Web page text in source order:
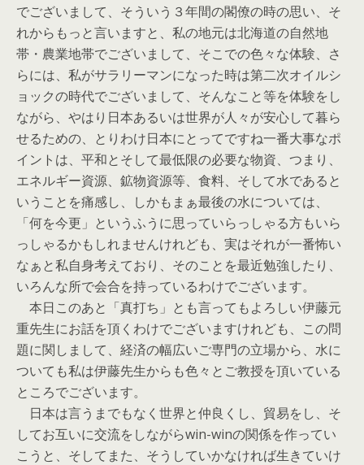
でございまして、そういう３年間の閣僚の時の思い、そ
れからもっと言いますと、私の地元は北海道の自然地
帯・農業地帯でございまして、そこでの色々な体験、さ
らには、私がサラリーマンになった時は第二次オイルシ
ョックの時代でございまして、そんなこと等を体験をし
ながら、やはり日本あるいは世界が人々が安心して暮ら
せるための、とりわけ日本にとってですね一番大事なポ
イントは、平和とそして最低限の必要な物資、つまり、
エネルギー資源、鉱物資源等、食料、そして水であると
いうことを痛感し、しかもまぁ最後の水については、
「何を今更」というふうに思っていらっしゃる方もいら
っしゃるかもしれませんけれども、実はそれが一番怖い
なぁと私自身考えており、そのことを最近勉強したり、
いろんな所で会合を持っているわけでございます。
本日このあと「真打ち」とも言ってもよろしい伊藤元
重先生にお話を頂くわけでございますけれども、この問
題に関しまして、経済の幅広いご専門の立場から、水に
ついても私は伊藤先生からも色々とご教授を頂いている
ところでございます。
日本は言うまでもなく世界と仲良くし、貿易をし、そ
してお互いに交流をしながらwin-winの関係を作ってい
こうと、そしてまた、そうしていかなければ生きていけ